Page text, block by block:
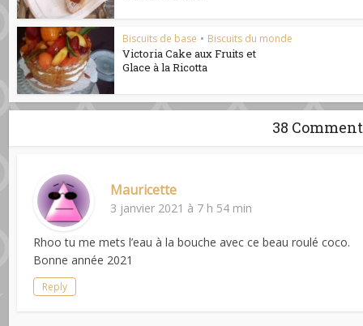
Biscuits de base • Biscuits du monde
Victoria Cake aux Fruits et
Glace à la Ricotta
38
Mauricette
3 janvier 2021 à 7 h 54 min
Rhoo tu me mets l’eau à la bouche avec ce beau roulé coco.
Bonne année 2021
Reply